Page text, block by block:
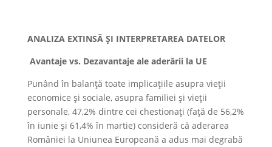
ANALIZA EXTINSĂ ȘI INTERPRETAREA DATELOR
Avantaje vs. Dezavantaje ale aderării la UE
Punând în balanță toate implicațiile asupra vieții
economice și sociale, asupra familiei și vieții
personale, 47,2% dintre cei chestionați (față de 56,2%
în iunie și 61,4% în martie) consideră că aderarea
României la Uniunea Europeană a adus mai degrabă